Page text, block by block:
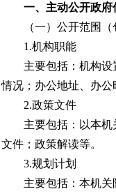
一、主动公开政府
（一）公开范围
1.机构职能
主要包括：机构
情况；办公地址、办公
2.政策文件
主要包括：以本
文件；政策解读等。
3.规划计划
主要包括：本机关